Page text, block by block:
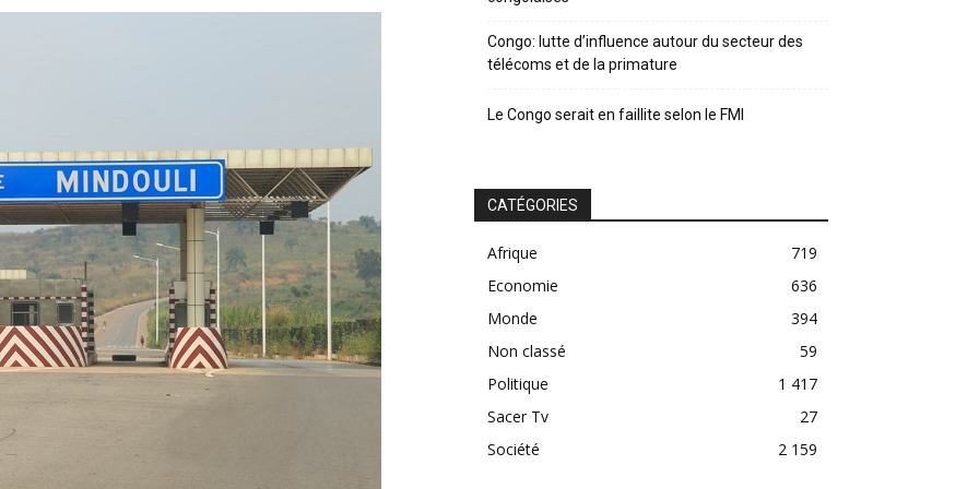
Congo: lutte d’influence autour du secteur des
télécoms et de la primature
Le Congo serait en faillite selon le FMI
CATÉGORIES
Afrique
719
Economie
636
Monde
394
Non classé
59
Politique
1 417
Sacer Tv
27
Société
2 159